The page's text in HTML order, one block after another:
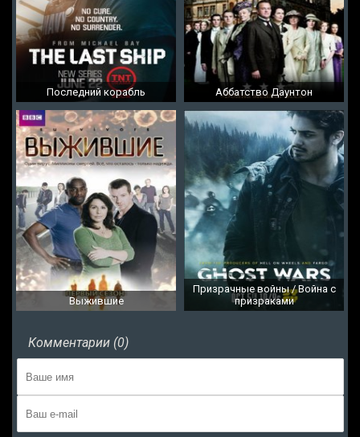
Последний корабль Аббатство Даунтон
Выжившие
Призрачные войны / Война с
призраками
Комментарии (0)